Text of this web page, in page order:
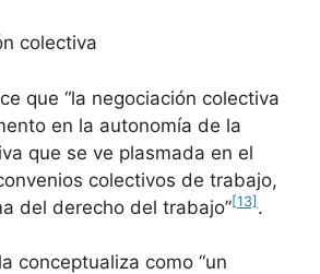
colectiva
que “la negociación colectiva
en la autonomía de la
que se ve plasmada en el
colectivos de trabajo,
del derecho del trabajo”[13] .
conceptualiza como “un